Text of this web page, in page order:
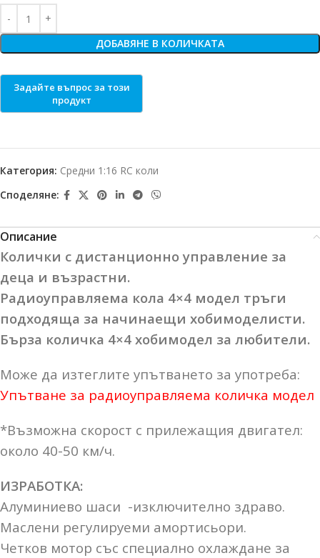
ДОБАВЯНЕ В КОЛИЧКАТА
Категория: Средни 1:16 RC коли
Споделяне:
Описание
Колички с дистанционно управление за
деца и възрастни.
Радиоуправляема кола 4×4 модел тръги
подходяща за начинаещи хобимоделисти.
Бърза количка 4×4 хобимодел за любители.
Може да изтеглите упътването за употреба:
Упътване за радиоуправляема количка модел
*Възможна скорост с прилежащия двигател:
около 40-50 км/ч.
ИЗРАБОТКА:
Алуминиево шаси -изключително здраво.
Маслени регулируеми амортисьори.
Четков мотор със специално охлаждане за